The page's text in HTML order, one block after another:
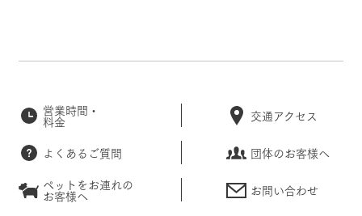
営業時間・
料金 交通アクセス
よくあるご質問
団体のお客様へ
ペットをお連れの
お客様へ お問い合わせ